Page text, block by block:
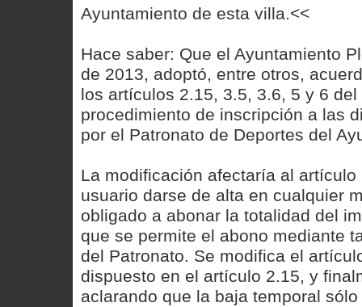
Ayuntamiento de esta villa.<<
Hace saber: Que el Ayuntamiento
de 2013, adoptó, entre otros,
los artículos 2.15, 3.5, 3.6, 5 y 6
procedimiento de inscripción a las
por el Patronato de Deportes del
La modificación afectaría al
usuario darse de alta en cualquier
obligado a abonar la totalidad del
que se permite el abono mediante
del Patronato. Se modifica el
dispuesto en el artículo 2.15, y
aclarando que la baja temporal